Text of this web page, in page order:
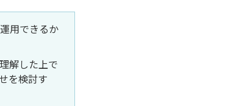
用できるか
解した上で
を検討す